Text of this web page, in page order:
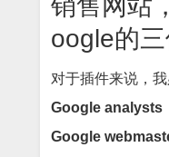
销售网站
oogle的三
对于插件来说，
Google analysts
Google